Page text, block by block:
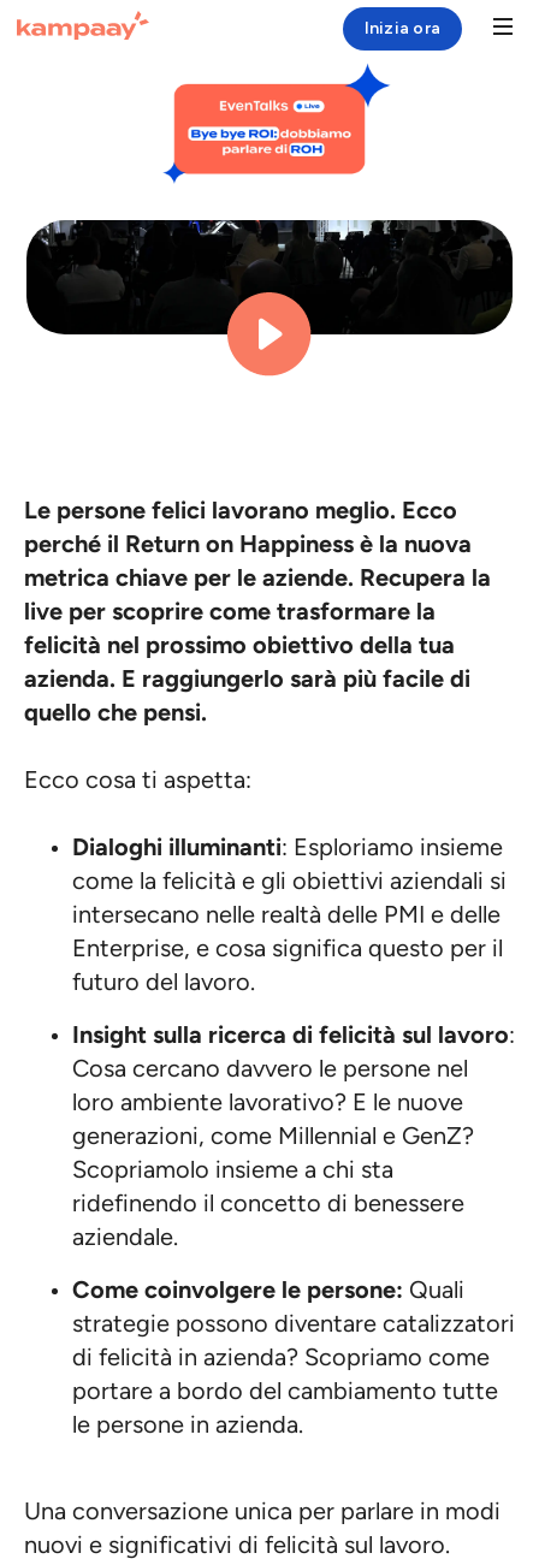
Soluzione
Case Study
Risorse
Inizia ora
Le persone felici lavorano meglio. Ecco
perché il Return on Happiness è la nuova
metrica chiave per le aziende. Recupera la
live per scoprire come trasformare la
felicità nel prossimo obiettivo della tua
azienda. E raggiungerlo sarà più facile di
quello che pensi.
Ecco cosa ti aspetta:
Dialoghi illuminanti: Esploriamo insieme
come la felicità e gli obiettivi aziendali si
intersecano nelle realtà delle PMI e delle
Enterprise, e cosa significa questo per il
futuro del lavoro.
Insight sulla ricerca di felicità sul lavoro:
Cosa cercano davvero le persone nel
loro ambiente lavorativo? E le nuove
generazioni, come Millennial e GenZ?
Scopriamolo insieme a chi sta
ridefinendo il concetto di benessere
aziendale.
Come coinvolgere le persone: Quali
strategie possono diventare catalizzatori
di felicità in azienda? Scopriamo come
portare a bordo del cambiamento tutte
le persone in azienda.
Una conversazione unica per parlare in modi
nuovi e significativi di felicità sul lavoro.